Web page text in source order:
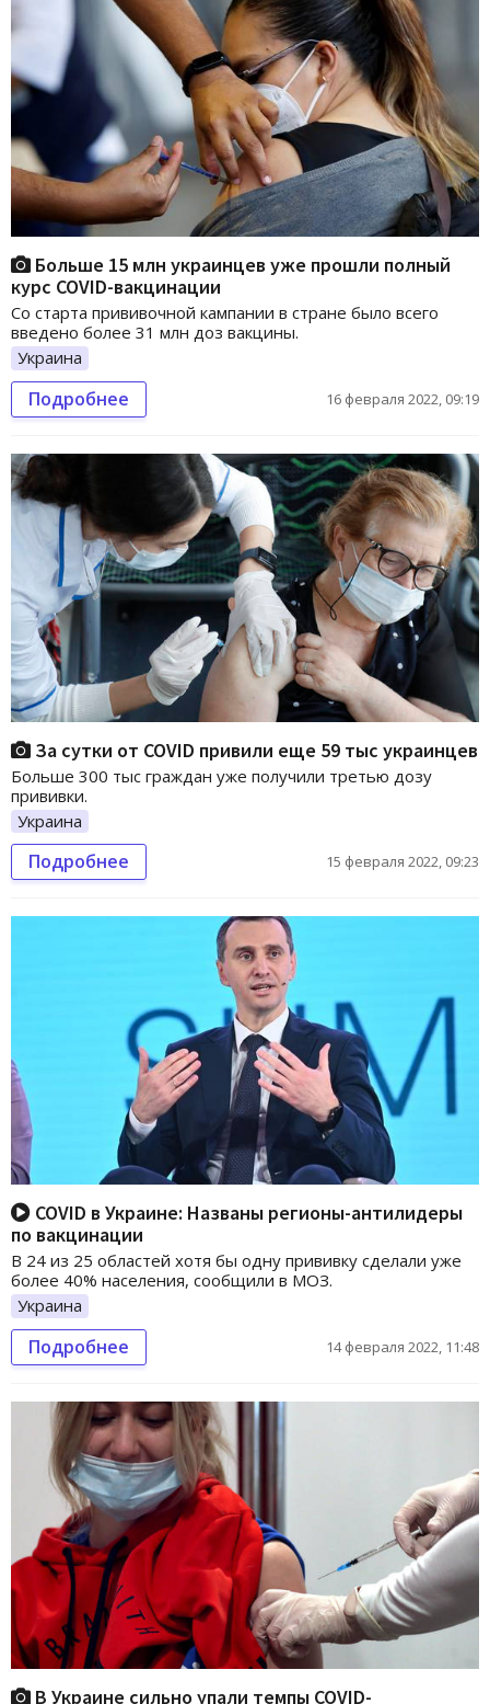
Больше 15 млн украинцев уже прошли полный
курс COVID-вакцинации
Со старта прививочной кампании в стране было всего
введено более 31 млн доз вакцины.
Украина
Подробнее 16 февраля 2022, 09:19
За сутки от COVID привили еще 59 тыс украинцев
Больше 300 тыс граждан уже получили третью дозу
прививки.
Украина
Подробнее 15 февраля 2022, 09:23
COVID в Украине: Названы регионы-антилидеры
по вакцинации
В 24 из 25 областей хотя бы одну прививку сделали уже
более 40% населения, сообщили в МОЗ.
Украина
Подробнее 14 февраля 2022, 11:48
В Украине сильно упали темпы COVID-